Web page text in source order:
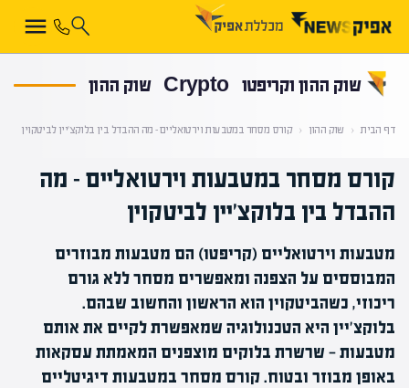
שוק ההון וקריפטו Crypto שוק ההון
דף הבית ‹ שוק ההון ‹ קורס מסחר במטבעות וירטואליים – מה ההבדל בין בלוקצ'יין לביטקוין
קורס מסחר במטבעות וירטואליים – מה
ההבדל בין בלוקצ'יין לביטקוין
מטבעות וירטואליים (קריפטו) הם מטבעות מבוזרים
המבוססים על הצפנה ומאפשרים מסחר ללא גורם
ריכוזי, כשהביטקוין הוא הראשון והחשוב שבהם.
בלוקצ'יין היא הטכנולוגיה שמאפשרת לקיים את אותם
מטבעות — שרשרת בלוקים מוצפנים המאמתת עסקאות
באופן מבוזר ובטוח. קורס מסחר במטבעות דיגיטליים